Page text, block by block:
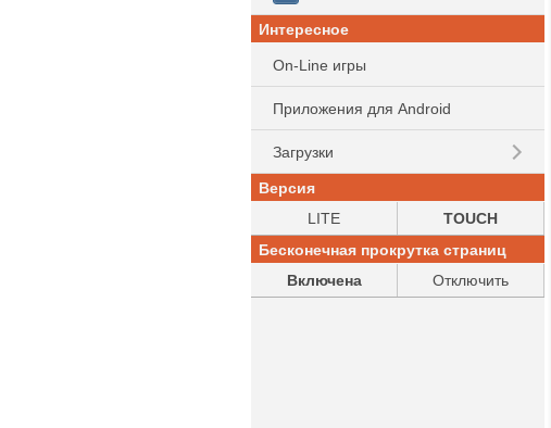
Интересное
On-Line игры
Приложения для Android
Загрузки
Версия
LITE
TOUCH
Бесконечная прокрутка страниц
Включена
Отключить